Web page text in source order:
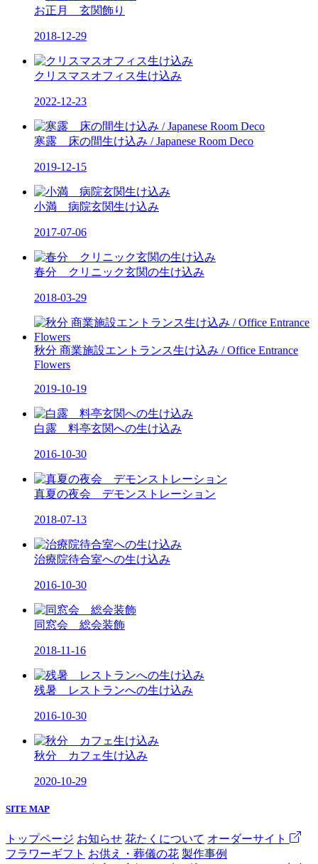
お正月 玄関飾り
2018-12-29
クリスマスオフィス生け込み
2022-12-23
寒露 床の間生け込み / Japanese Room Deco
2019-12-15
小満 病院玄関生け込み
2017-07-06
春分 クリニック玄関の生け込み
2018-03-29
秋分 商業施設エントランス生け込み / Office Entrance
Flowers
2019-10-19
白露 料亭玄関への生け込み
2016-10-30
真夏の夜会 デモンストレーション
2018-07-13
治療院待合室への生け込み
2016-10-30
同窓会 総会装飾
2018-11-16
残暑 レストランへの生け込み
2016-10-30
秋分 カフェ生け込み
2020-10-29
SITE MAP
トップページ お知らせ 花たくについて オーダーサイト
フラワーギフト お供え・葬儀の花 製作事例